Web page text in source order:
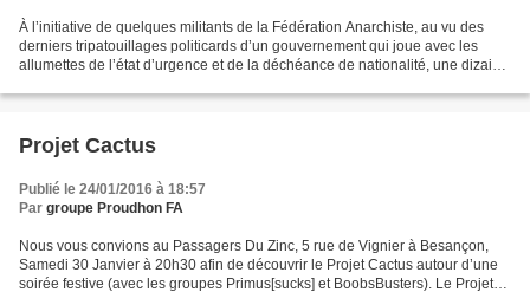
À l’initiative de quelques militants de la Fédération Anarchiste, au vu des
derniers tripatouillages politicards d’un gouvernement qui joue avec les
allumettes de l’état d’urgence et de la déchéance de nationalité, une dizaine
Projet Cactus
Publié le 24/01/2016 à 18:57
Par groupe Proudhon FA
Nous vous convions au Passagers Du Zinc, 5 rue de Vignier à Besançon,
Samedi 30 Janvier à 20h30 afin de découvrir le Projet Cactus autour d’une
soirée festive (avec les groupes Primus[sucks] et BoobsBusters). Le Projet